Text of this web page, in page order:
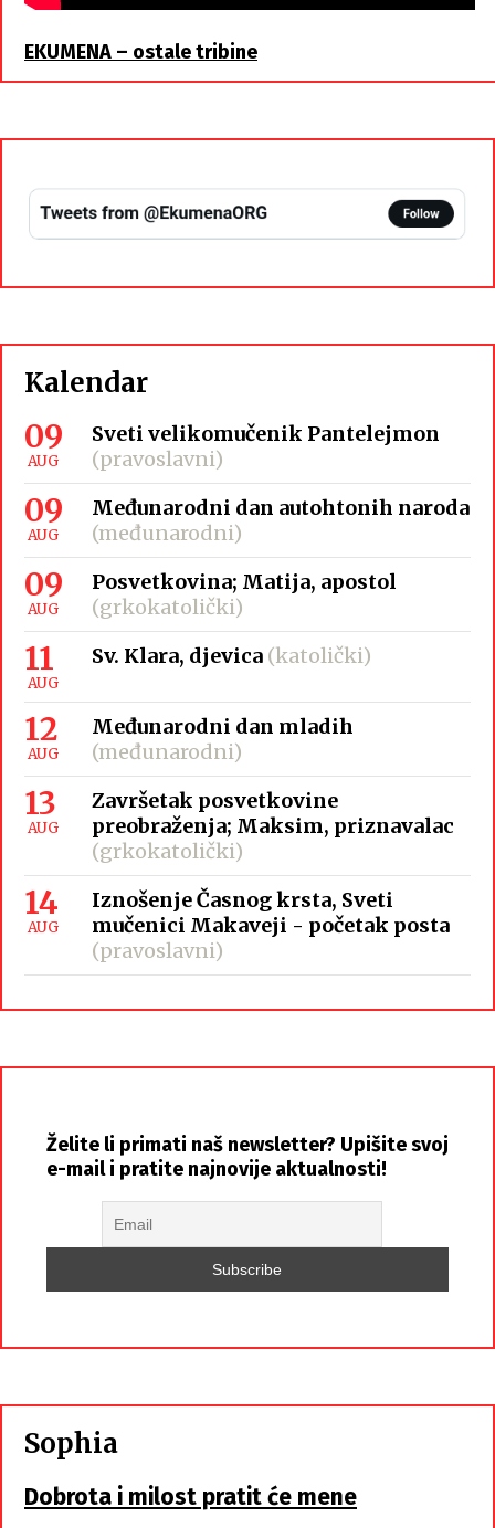
EKUMENA – ostale tribine
Kalendar
09
AUG
Sveti velikomučenik Pantelejmon
(pravoslavni)
09
AUG
Međunarodni dan autohtonih naroda
(međunarodni)
09
AUG
Posvetkovina; Matija, apostol
(grkokatolički)
11
AUG
Sv. Klara, djevica (katolički)
12
AUG
Međunarodni dan mladih
(međunarodni)
13
AUG
Završetak posvetkovine
preobraženja; Maksim, priznavalac
(grkokatolički)
14
AUG
Iznošenje Časnog krsta, Sveti
mučenici Makaveji - početak posta
(pravoslavni)
Želite li primati naš newsletter? Upišite svoj
e-mail i pratite najnovije aktualnosti!
Sophia
Dobrota i milost pratit će mene